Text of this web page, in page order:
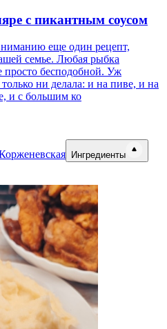
с пикантным соусом
еще один рецепт,
семье. Любая рыбка
просто бесподобной. Уж
ни делала: и на пиве, и на
и с большим ко
Ингредиенты